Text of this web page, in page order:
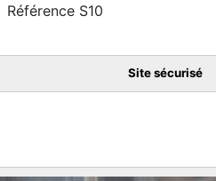
Référence S10
Site sécurisé